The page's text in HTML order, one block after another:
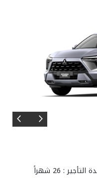
التأجير : 26 شهراً